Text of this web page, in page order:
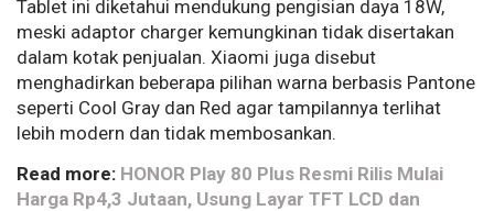
Tablet ini diketahui mendukung pengisian daya 18W,
meski adaptor charger kemungkinan tidak disertakan
dalam kotak penjualan. Xiaomi juga disebut
menghadirkan beberapa pilihan warna berbasis Pantone
seperti Cool Gray dan Red agar tampilannya terlihat
lebih modern dan tidak membosankan.
Read more: HONOR Play 80 Plus Resmi Rilis Mulai
Harga Rp4,3 Jutaan, Usung Layar TFT LCD dan